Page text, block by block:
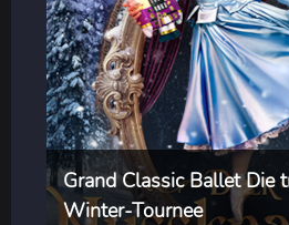
Grand Classic Ballet Die
Winter-Tournee